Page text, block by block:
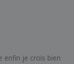
enfin je crois bien